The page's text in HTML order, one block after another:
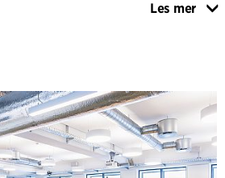
var basert på et
utarbeidet basert på de ønskede
og prosjektgruppe.
Les mer